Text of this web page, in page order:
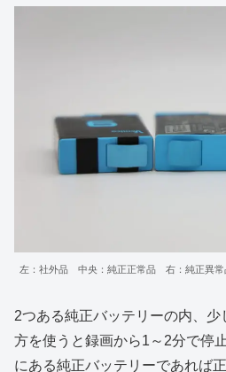
左：社外品 中央：純正正常品 右：純正異常
2つある純正バッテリーの内、
方を使うと録画から1～2分で停
にある純正バッテリーであれば